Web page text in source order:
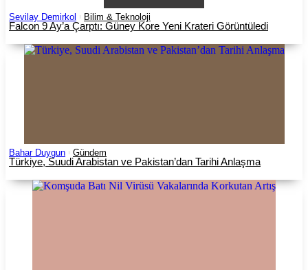
Sevilay Demirkol Bilim & Teknoloji
Falcon 9 Ay’a Çarptı: Güney Kore Yeni Krateri Görüntüledi
Bahar Duygun Gündem
Türkiye, Suudi Arabistan ve Pakistan’dan Tarihi Anlaşma